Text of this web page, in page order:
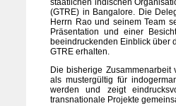
staatlichen indischen
(GTRE) in Bangalore. Die
Herrn Rao und seinem Team
Präsentation und einer
beeindruckenden Einblick über
GTRE erhalten.
Die bisherige Zusammenarbeit
als mustergültig für
werden und zeigt
transnationale Projekte